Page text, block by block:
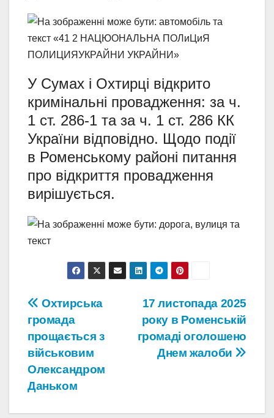
У Сумах і Охтирці відкрито
кримінальні провадження: за ч.
1 ст. 286-1 та за ч. 1 ст. 286 КК
України відповідно. Щодо події
в Роменському районі питання
про відкриття провадження
вирішується.
Навігація
записів
17 листопада 2025
року в Роменській
громаді оголошено
Днем жалоби
Охтирська
громада
прощається з
військовим
Олександром
Даньком